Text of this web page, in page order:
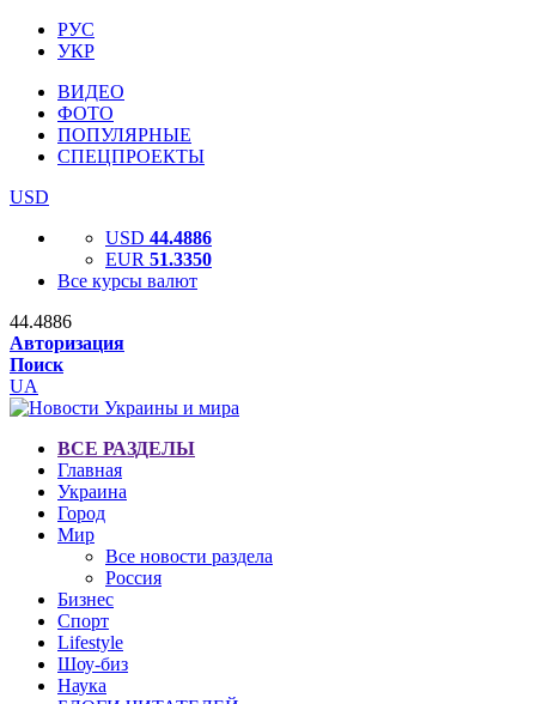
РУС
УКР
ВИДЕО
ФОТО
ПОПУЛЯРНЫЕ
СПЕЦПРОЕКТЫ
USD
USD 44.4886
EUR 51.3350
Все курсы валют
44.4886
Авторизация
Поиск
UA
ВСЕ РАЗДЕЛЫ
Главная
Украина
Город
Мир
Все новости раздела
Россия
Бизнес
Спорт
Lifestyle
Шоу-биз
Наука